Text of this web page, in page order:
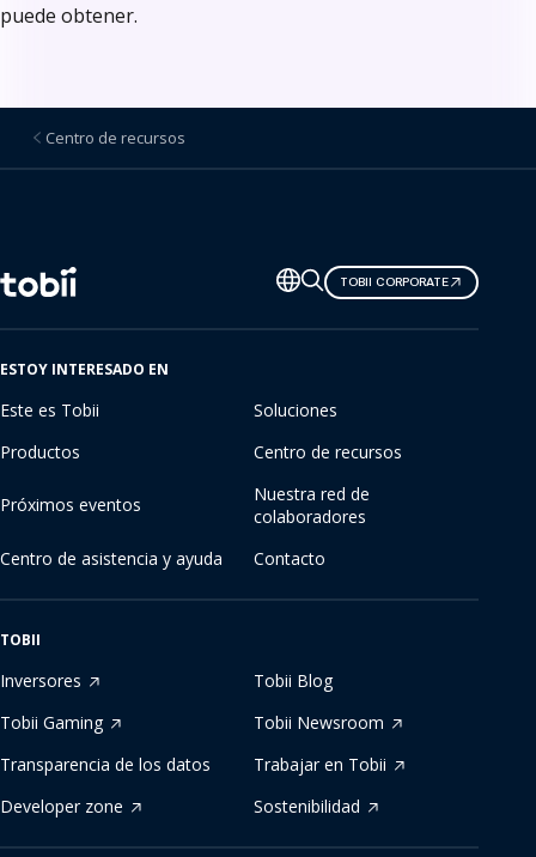
puede obtener.
Centro de recursos
Cambiar
de
idioma
TOBII CORPORATE
ESTOY INTERESADO EN
Este es Tobii
Soluciones
Productos
Centro de recursos
Próximos eventos
Nuestra red de
colaboradores
Centro de asistencia y ayuda
Contacto
TOBII
Inversores
Tobii Blog
Tobii Gaming
Tobii Newsroom
Transparencia de los datos
Trabajar en Tobii
Developer zone
Sostenibilidad